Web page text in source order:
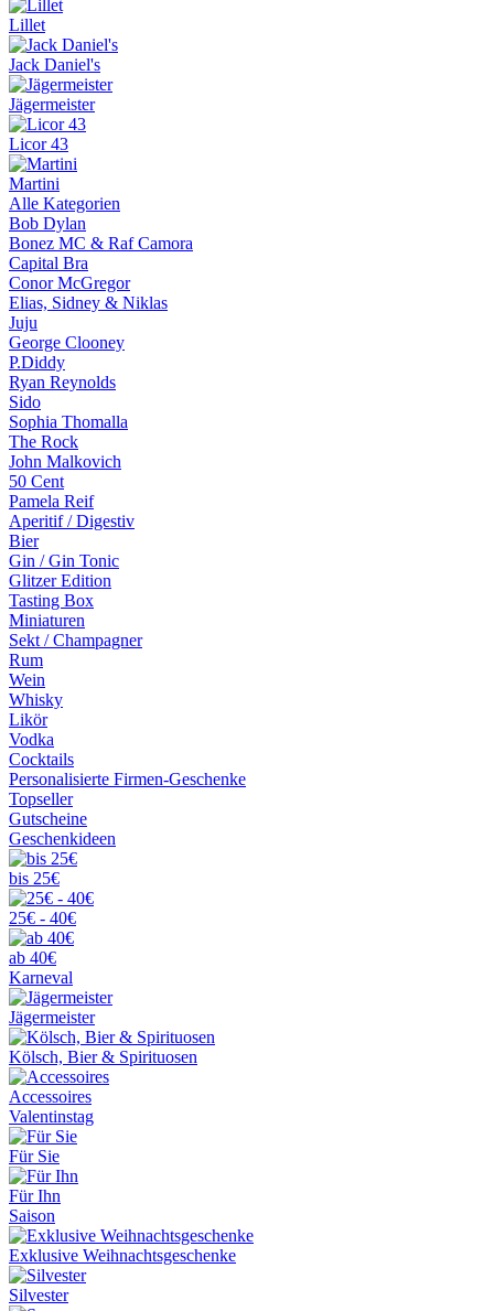
Lillet
Jack Daniel's
Jägermeister
Licor 43
Martini
Alle Kategorien
Bob Dylan
Bonez MC & Raf Camora
Capital Bra
Conor McGregor
Elias, Sidney & Niklas
Juju
George Clooney
P.Diddy
Ryan Reynolds
Sido
Sophia Thomalla
The Rock
John Malkovich
50 Cent
Pamela Reif
Aperitif / Digestiv
Bier
Gin / Gin Tonic
Glitzer Edition
Tasting Box
Miniaturen
Sekt / Champagner
Rum
Wein
Whisky
Likör
Vodka
Cocktails
Personalisierte Firmen-Geschenke
Topseller
Gutscheine
Geschenkideen
bis 25€
25€ - 40€
ab 40€
Karneval
Jägermeister
Kölsch, Bier & Spirituosen
Accessoires
Valentinstag
Für Sie
Für Ihn
Saison
Exklusive Weihnachtsgeschenke
Silvester